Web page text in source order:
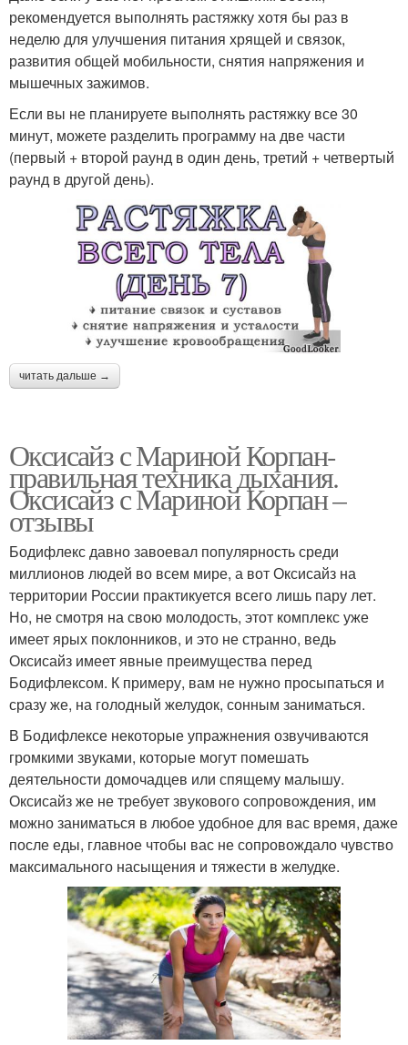
рекомендуется выполнять растяжку хотя бы раз в
неделю для улучшения питания хрящей и связок,
развития общей мобильности, снятия напряжения и
мышечных зажимов.
Если вы не планируете выполнять растяжку все 30
минут, можете разделить программу на две части
(первый + второй раунд в один день, третий + четвертый
раунд в другой день).
читать дальше →
Оксисайз с Мариной Корпан-
правильная техника дыхания.
Оксисайз с Мариной Корпан –
отзывы
Бодифлекс давно завоевал популярность среди
миллионов людей во всем мире, а вот Оксисайз на
территории России практикуется всего лишь пару лет.
Но, не смотря на свою молодость, этот комплекс уже
имеет ярых поклонников, и это не странно, ведь
Оксисайз имеет явные преимущества перед
Бодифлексом. К примеру, вам не нужно просыпаться и
сразу же, на голодный желудок, сонным заниматься.
В Бодифлексе некоторые упражнения озвучиваются
громкими звуками, которые могут помешать
деятельности домочадцев или спящему малышу.
Оксисайз же не требует звукового сопровождения, им
можно заниматься в любое удобное для вас время, даже
после еды, главное чтобы вас не сопровождало чувство
максимального насыщения и тяжести в желудке.